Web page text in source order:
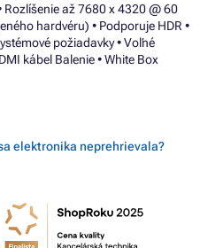
až 7680 x 4320 @ 60
hardvéru) • Podporuje HDR •
požiadavky • Voľné
kábel Balenie • White Box
elektronika neprehrievala?